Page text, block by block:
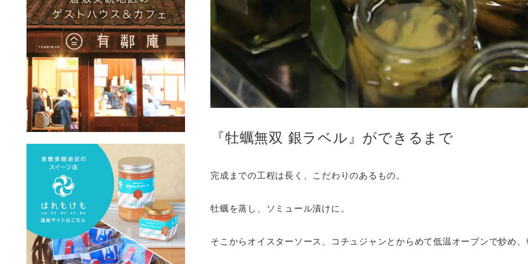
『牡蠣無双 銀ラベル』ができるまで
完成までの工程は長く、こだわりのあるもの。
牡蠣を蒸し、ソミュール漬けに。
そこからオイスターソース、コチュジャンとからめて低温オーブンで炒め